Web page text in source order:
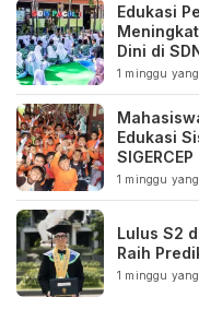
Edukasi
Dini di
1 minggu
Edukasi
SIGERCEP
1 minggu
Lulus S2
Raih
1 minggu